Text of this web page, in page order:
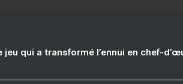
jeu qui a transformé l’ennui en chef-